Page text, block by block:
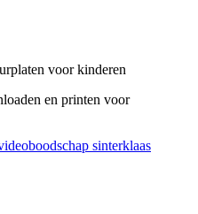
voor kinderen
en printen voor
sinterklaas